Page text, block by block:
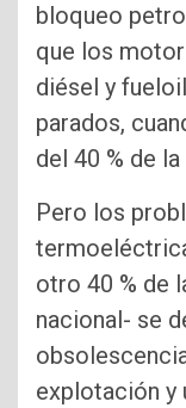
bloqueo
que los
diésel y
parados,
del 40 % de
Pero los
otro 40 % de
nacional- se
explotación y